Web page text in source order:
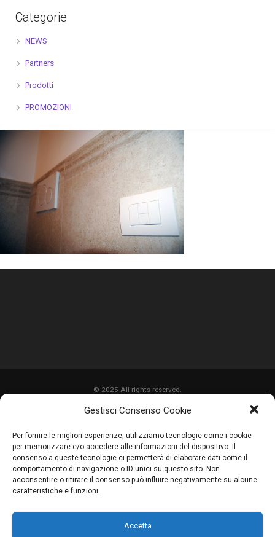
Gestisci Consenso Cookie
Per fornire le migliori esperienze, utilizziamo tecnologie come i cookie
per memorizzare e/o accedere alle informazioni del dispositivo. Il
consenso a queste tecnologie ci permetterà di elaborare dati come il
comportamento di navigazione o ID unici su questo sito. Non
acconsentire o ritirare il consenso può influire negativamente su alcune
caratteristiche e funzioni.
Accetta
Categorie
NEWS
Partners
Prodotti
PROMOZIONI
© 2025 All rights reserved.
CHI SIAMO
SERVIZI
LAVORI
PARTNER